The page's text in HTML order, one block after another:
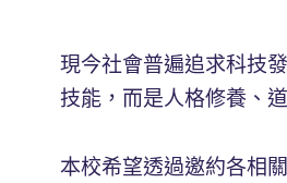
現今社會普遍追求科技
技能，而是人格修養、
本校希望透過邀約各相